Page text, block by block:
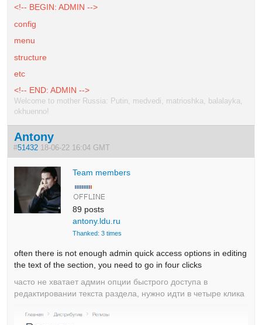
<!-- BEGIN: ADMIN -->
config
menu
structure
etc
<!-- END: ADMIN -->
Welcome to mother Russia: Putin, medvedi, matrioshka, balalayka,
okhuenno!
Antony
#51432 18-06-22 16:04 GMT
Team members
89 posts
antony.ldu.ru
Thanked: 3 times
often there is not enough admin quick access options in editing
the text of the section, you need to go in four clicks
часто не хватает админ опции быстрого доступа в
редактировании текста раздела, нужно идти в четыре клика